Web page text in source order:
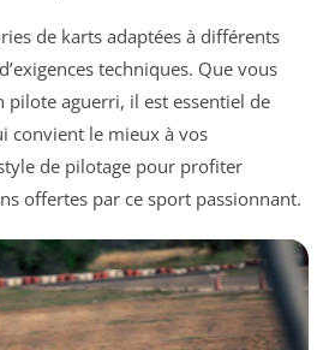
de karts adaptées à différents
techniques. Que vous
pilote aguerri, il est essentiel de
convient le mieux à vos
de pilotage pour profiter
offertes par ce sport passionnant.